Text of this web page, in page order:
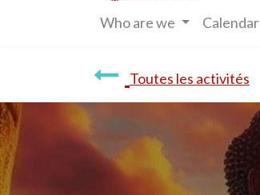
Who are we Calendar
Toutes les activités